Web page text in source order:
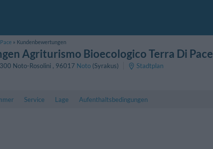
Kundenbewertungen
Agriturismo Bioecologico Terra Di Pace
Noto-Rosolini , 96017 Noto (Syrakus) Stadtplan
Service Lage Aufenthaltsbedingungen